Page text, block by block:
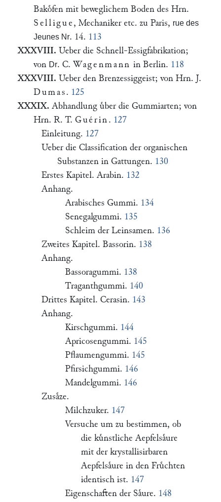
Bakoͤfen mit beweglichem Boden des Hrn.
Selligue , Mechaniker etc. zu Paris, rue des
Jeunes Nr. 14. 113
XXXVIII. Ueber die Schnell-Essigfabrikation;
von Dr. C. Wagenmann in Berlin. 118
XXXVIII. Ueber den Brenzessiggeist; von Hrn. J.
Dumas . 125
XXXIX. Abhandlung uͤber die Gummiarten; von
Hrn. R. T. Guérin . 127
Einleitung. 127
Ueber die Classification der organischen
Substanzen in Gattungen. 130
Erstes Kapitel. Arabin. 132
Anhang.
Arabisches Gummi. 134
Senegalgummi. 135
Schleim der Leinsamen. 136
Zweites Kapitel. Bassorin. 138
Anhang.
Bassoragummi. 138
Traganthgummi. 140
Drittes Kapitel. Cerasin. 143
Anhang.
Kirschgummi. 144
Apricosengummi. 145
Pflaumengummi. 145
Pfirsichgummi. 146
Mandelgummi. 146
Zusaͤze.
Milchzuker. 147
Versuche um zu bestimmen, ob
die kuͤnstliche Aepfelsaͤure
mit der krystallisirbaren
Aepfelsaͤure in den Fruͤchten
identisch ist. 147
Eigenschaften der Saͤure. 148